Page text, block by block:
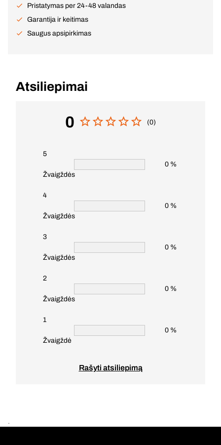
Pristatymas per 24-48 valandas
Garantija ir keitimas
Saugus apsipirkimas
Atsiliepimai
0 (0)
5
Žvaigždės
0 %
4
Žvaigždės
0 %
3
Žvaigždės
0 %
2
Žvaigždės
0 %
1
Žvaigždė
0 %
Rašyti atsiliepimą
.